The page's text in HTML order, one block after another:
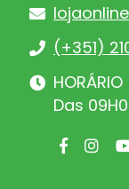
(+351)
Das